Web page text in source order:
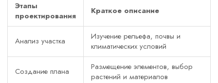
Этапы
проектирования
Краткое описание
Анализ участка
Изучение рельефа, почвы и
климатических условий
Создание плана
Размещение элементов, выбор
растений и материалов